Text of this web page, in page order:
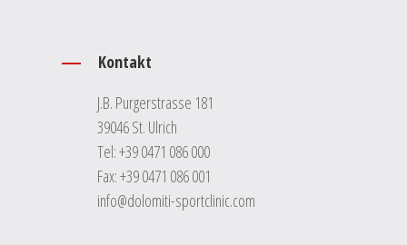
Kontakt
J.B. Purgerstrasse 181
39046 St. Ulrich
Tel:+39 0471 086 000
Fax: +39 0471 086 001
info@dolomiti-sportclinic.com